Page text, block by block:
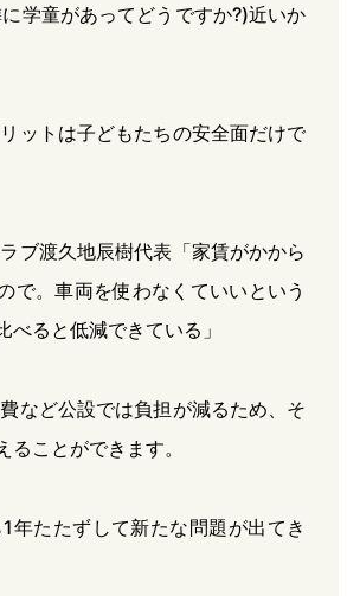
学童があってどうですか?)近いか
リットは子どもたちの安全面だけで
ブ渡久地辰樹代表「家賃がかから
で。車両を使わなくていいという
べると低減できている」
など公設では負担が減るため、そ
ことができます。
年たたずして新たな問題が出てき